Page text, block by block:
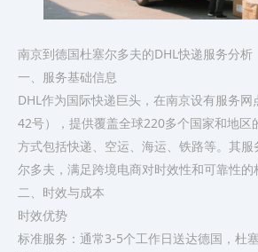
南京到德国杜塞尔多夫的DHL快递服务分析
一、服务基础信息
DHL作为国际快递巨头，在南京设有服务
42号），提供覆盖全球220多个国家和地区
方式包括快递、空运、海运、铁路等。其
尔多夫，满足跨境电商对时效性和可靠性的
二、时效与成本
时效优势
标准服务：通常3-5个工作日送达德国，杜